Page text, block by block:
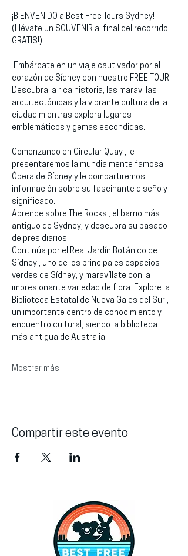
¡BIENVENIDO a Best Free Tours Sydney!
(Llévate un SOUVENIR al final del recorrido
GRATIS!)
corazón de Sídney con nuestro FREE TOUR .
Descubra la rica historia, las maravillas
arquitectónicas y la vibrante cultura de la
ciudad mientras explora lugares
emblemáticos y gemas escondidas.
Comenzando en Circular Quay , le
presentaremos la mundialmente famosa
Ópera de Sídney y le compartiremos
información sobre su fascinante diseño y
significado.
Aprende sobre The Rocks , el barrio más
antiguo de Sydney, y descubra su pasado
de presidiarios.
Continúa por el Real Jardín Botánico de
Sídney , uno de los principales espacios
verdes de Sídney, y maravíllate con la
impresionante variedad de flora. Explore la
Biblioteca Estatal de Nueva Gales del Sur ,
un importante centro de conocimiento y
encuentro cultural, siendo la biblioteca
más antigua de Australia.
Mostrar más
Compartir este evento